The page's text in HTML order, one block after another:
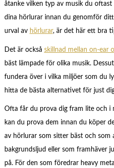
åtanke vilken typ av musik du
dina hörlurar innan du genomför
urval av hörlurar, är det här ett bra
Det är också skillnad mellan on-ear
bäst lämpade för olika musik.
fundera över i vilka miljöer som du
hitta de bästa alternativet för just
Ofta får du prova dig fram lite och i
kan du prova dem innan du köper
av hörlurar som sitter bäst och som
bakgrundsljud eller som framhäver
på. För den som föredrar heavy